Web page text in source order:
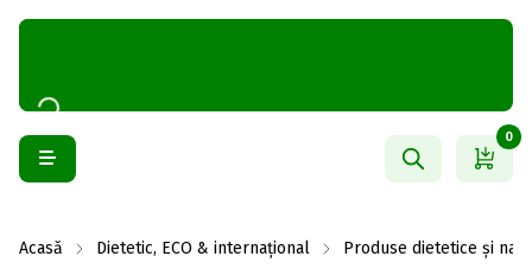
0
Acasă Dietetic, ECO & internațional Produse dietetice și